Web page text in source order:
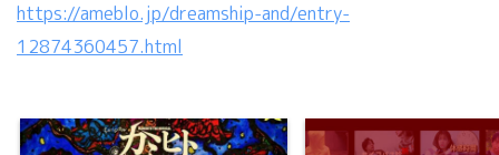
https://ameblo.jp/dreamship-and/entry-
12874360457.html